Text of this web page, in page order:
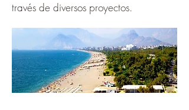
través de diversos proyectos.